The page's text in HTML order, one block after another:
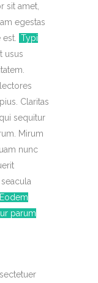
sit amet,
egestas
Typi
usus
Claritas
sequitur
Mirum
nunc
Eodem
parum